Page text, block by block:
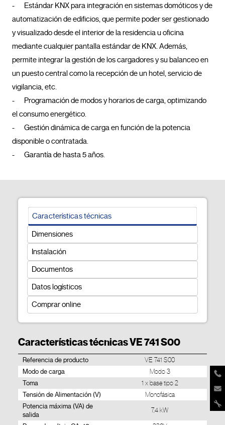
-	Estándar KNX para integración en sistemas domóticos y de
automatización de edificios, que permite poder ser gestionado
y visualizado desde el interior de la residencia u oficina
mediante cualquier pantalla estándar de KNX. Además,
permite integrar la gestión de los cargadores y su balanceo en
un puesto central como la recepción de un hotel, servicio de
vigilancia, etc.
-	Programación de modos y horarios de carga, optimizando
el consumo energético.
-	Gestión dinámica de carga en función de la potencia
disponible o contratada.
Características técnicas
Dimensiones
Instalación
Documentos
Datos logísticos
Comprar online
Características técnicas VE 741 S00
Referencia de producto VE 741 S00
Modo de carga Modo 3
Toma 1 x base tipo 2
Tensión de Alimentación (V) Monofásica
Potencia máxima (VA) de
salida
7,4 kW